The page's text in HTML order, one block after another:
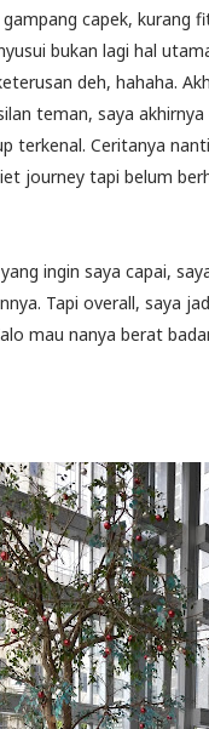
capek, kurang
bukan lagi hal
deh, hahaha.
teman, saya
terkenal. Ceritanya
journey tapi belum
ingin saya capai,
Tapi overall, saya
mau nanya berat